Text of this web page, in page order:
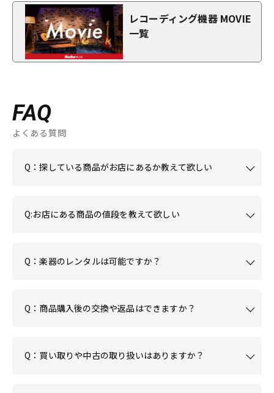
レコーディング機器 MOVIE
一覧
FAQ
よくある質問
Q：探している商品がお店にあるか教えて欲しい
Q:お店にある商品の値段を教えて欲しい
Q：楽器のレンタルは可能ですか？
Q：商品購入後の交換や返品はできますか？
Q：買い取りや中古の取り扱いはありますか？